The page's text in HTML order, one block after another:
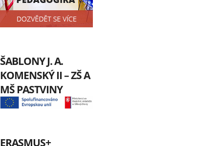
ŠABLONY J. A.
KOMENSKÝ II – ZŠ A
MŠ PASTVINY
ERASMUS+